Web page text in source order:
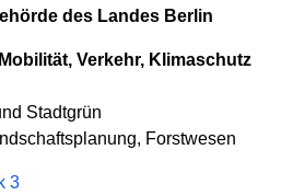
des Landes Berlin
Verkehr, Klimaschutz
Stadtgrün
Forstwesen
3